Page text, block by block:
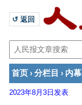
↺ 返回
首页 › 分栏目 › 内幕
2023年8月3日 发表